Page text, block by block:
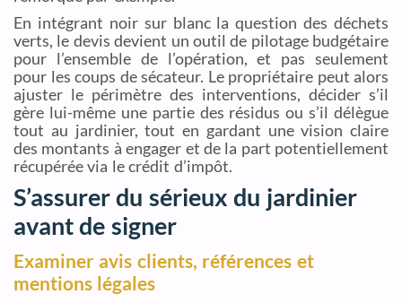
En intégrant noir sur blanc la question des déchets
verts, le devis devient un outil de pilotage budgétaire
pour l’ensemble de l’opération, et pas seulement
pour les coups de sécateur. Le propriétaire peut alors
ajuster le périmètre des interventions, décider s’il
gère lui-même une partie des résidus ou s’il délègue
tout au jardinier, tout en gardant une vision claire
des montants à engager et de la part potentiellement
récupérée via le crédit d’impôt.
S’assurer du sérieux du jardinier
avant de signer
Examiner avis clients, références et
mentions légales